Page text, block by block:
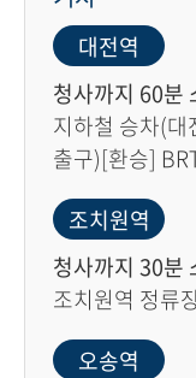
대전역
청사까지 60분
지하철 승차(대
출구)[환승]
조치원역
청사까지 30분
조치원역 정류
오송역